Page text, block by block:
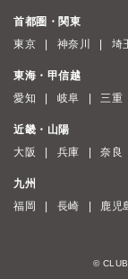
首都圏・関東
東京
神奈川 埼
東海・甲信越
愛知
岐阜 三重
近畿・山陽
大阪
兵庫 奈良
九州
福岡
長崎 鹿児
©